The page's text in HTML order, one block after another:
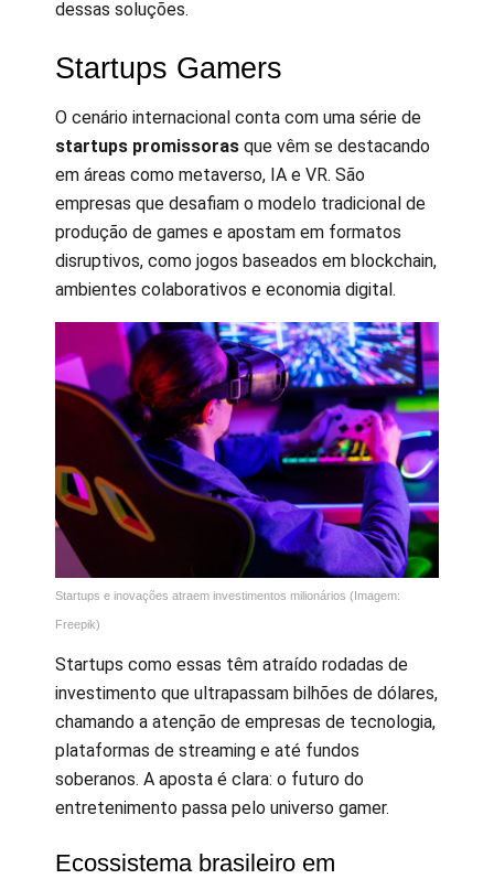
dessas soluções.
Startups Gamers
O cenário internacional conta com uma série de
startups promissoras que vêm se destacando
em áreas como metaverso, IA e VR. São
empresas que desafiam o modelo tradicional de
produção de games e apostam em formatos
disruptivos, como jogos baseados em blockchain,
ambientes colaborativos e economia digital.
Startups e inovações atraem investimentos milionários (Imagem:
Freepik)
Startups como essas têm atraído rodadas de
investimento que ultrapassam bilhões de dólares,
chamando a atenção de empresas de tecnologia,
plataformas de streaming e até fundos
soberanos. A aposta é clara: o futuro do
entretenimento passa pelo universo gamer.
Ecossistema brasileiro em